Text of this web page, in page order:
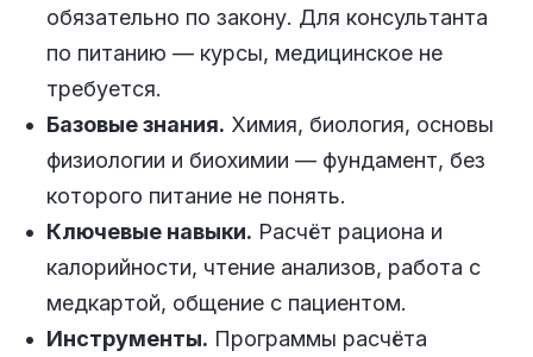
обязательно по закону. Для консультанта
по питанию — курсы, медицинское не
требуется.
Базовые знания. Химия, биология, основы
физиологии и биохимии — фундамент, без
которого питание не понять.
Ключевые навыки. Расчёт рациона и
калорийности, чтение анализов, работа с
медкартой, общение с пациентом.
Инструменты. Программы расчёта